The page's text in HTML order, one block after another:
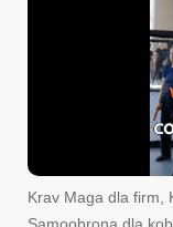
Krav Maga dla firm